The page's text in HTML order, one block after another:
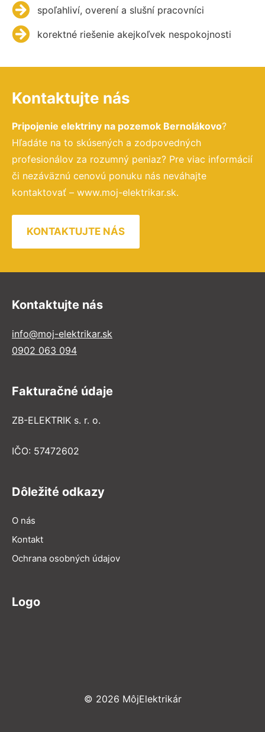
spoľahliví, overení a slušní pracovníci
korektné riešenie akejkoľvek nespokojnosti
Kontaktujte nás
Pripojenie elektriny na pozemok Bernolákovo?
Hľadáte na to skúsených a zodpovedných
profesionálov za rozumný peniaz? Pre viac informácií
či nezáväznú cenovú ponuku nás neváhajte
kontaktovať – www.moj-elektrikar.sk.
KONTAKTUJTE NÁS
Kontaktujte nás
info@moj-elektrikar.sk
0902 063 094
Fakturačné údaje
ZB-ELEKTRIK s. r. o.
IČO: 57472602
Dôležité odkazy
O nás
Kontakt
Ochrana osobných údajov
Logo
© 2026 MôjElektrikár